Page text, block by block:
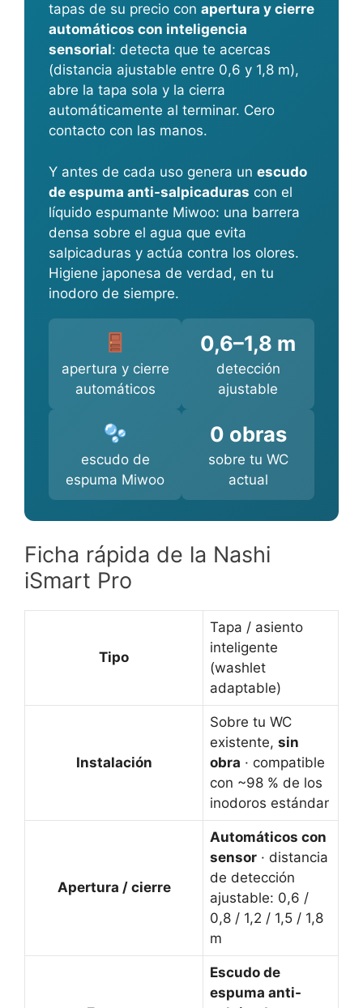
tapas de su precio con apertura y cierre
automáticos con inteligencia
sensorial: detecta que te acercas
(distancia ajustable entre 0,6 y 1,8 m),
abre la tapa sola y la cierra
automáticamente al terminar. Cero
contacto con las manos.
Y antes de cada uso genera un escudo
de espuma anti-salpicaduras con el
líquido espumante Miwoo: una barrera
densa sobre el agua que evita
salpicaduras y actúa contra los olores.
Higiene japonesa de verdad, en tu
inodoro de siempre.
apertura y cierre
automáticos
0,6–1,8 m
detección
ajustable
escudo de
espuma Miwoo
0 obras
sobre tu WC
actual
Ficha rápida de la Nashi
iSmart Pro
Tipo
Tapa / asiento
inteligente
(washlet
adaptable)
Instalación
Sobre tu WC
existente, sin
obra · compatible
con ~98 % de los
inodoros estándar
Apertura / cierre
Automáticos con
sensor · distancia
de detección
ajustable: 0,6 /
0,8 / 1,2 / 1,5 / 1,8
m
Escudo de
espuma anti-